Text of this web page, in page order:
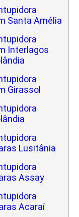
Santa Amélia
Interlagos
Girassol
Lusitânia
Assay
Acaraí